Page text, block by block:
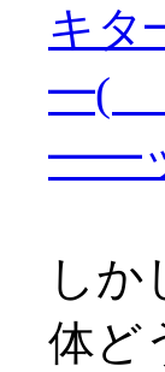
キ
━(
━━
しか
体ど